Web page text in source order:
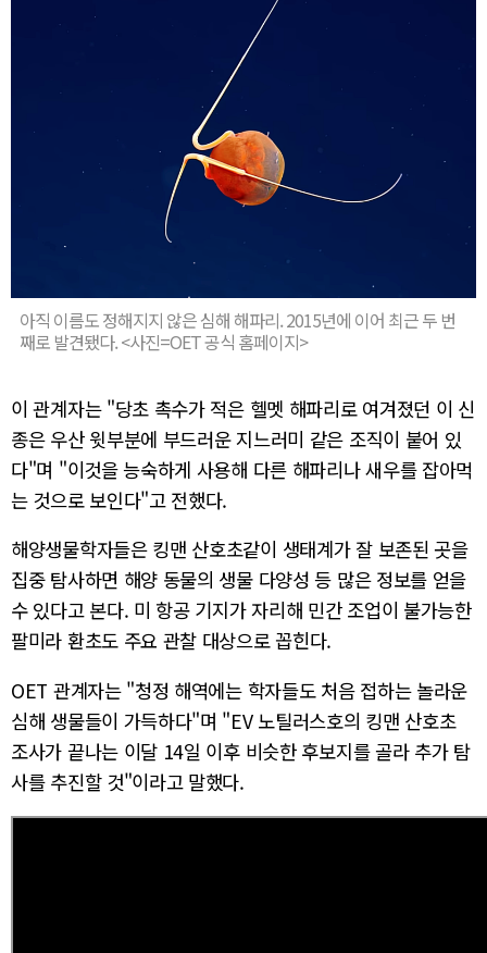
아직 이름도 정해지지 않은 심해 해파리. 2015년에 이어 최근 두 번
째로 발견됐다. <사진=OET 공식 홈페이지>
이 관계자는 "당초 촉수가 적은 헬멧 해파리로 여겨졌던 이 신
종은 우산 윗부분에 부드러운 지느러미 같은 조직이 붙어 있
다"며 "이것을 능숙하게 사용해 다른 해파리나 새우를 잡아먹
는 것으로 보인다"고 전했다.
해양생물학자들은 킹맨 산호초같이 생태계가 잘 보존된 곳을
집중 탐사하면 해양 동물의 생물 다양성 등 많은 정보를 얻을
수 있다고 본다. 미 항공 기지가 자리해 민간 조업이 불가능한
팔미라 환초도 주요 관찰 대상으로 꼽힌다.
OET 관계자는 "청정 해역에는 학자들도 처음 접하는 놀라운
심해 생물들이 가득하다"며 "EV 노틸러스호의 킹맨 산호초
조사가 끝나는 이달 14일 이후 비슷한 후보지를 골라 추가 탐
사를 추진할 것"이라고 말했다.